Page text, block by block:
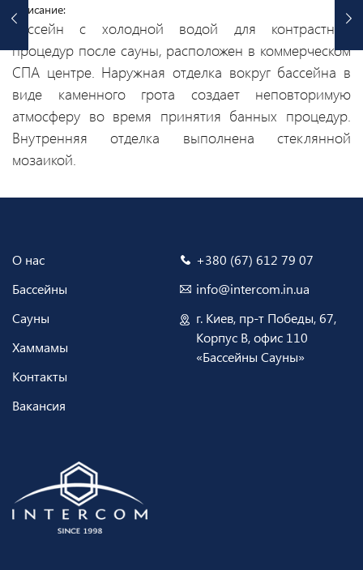
Описание:
Бассейн с холодной водой для контрастных
процедур после сауны, расположен в коммерческом
СПА центре. Наружная отделка вокруг бассейна в
виде каменного грота создает неповторимую
атмосферу во время принятия банных процедур.
Внутренняя отделка выполнена стеклянной
мозаикой.
О нас
Бассейны
Сауны
Хаммамы
Контакты
Вакансия
+380 (67) 612 79 07
info@intercom.in.ua
г. Киев, пр-т Победы, 67,
Корпус В, офис 110
«Бассейны Сауны»